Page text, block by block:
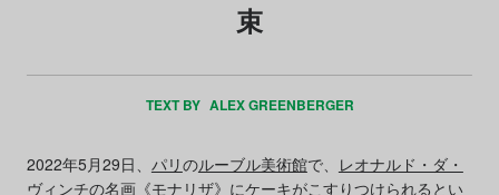
束
TEXT BY ALEX GREENBERGER
2022年5月29日、 パリのルーブル美術館で、
レオナルド・ダ・
ヴィンチの名画《モナリザ》にケーキがこすりつけられるとい